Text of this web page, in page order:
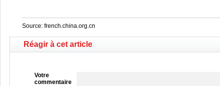
Source: french.china.org.cn
Réagir à cet article
Votre
commentaire